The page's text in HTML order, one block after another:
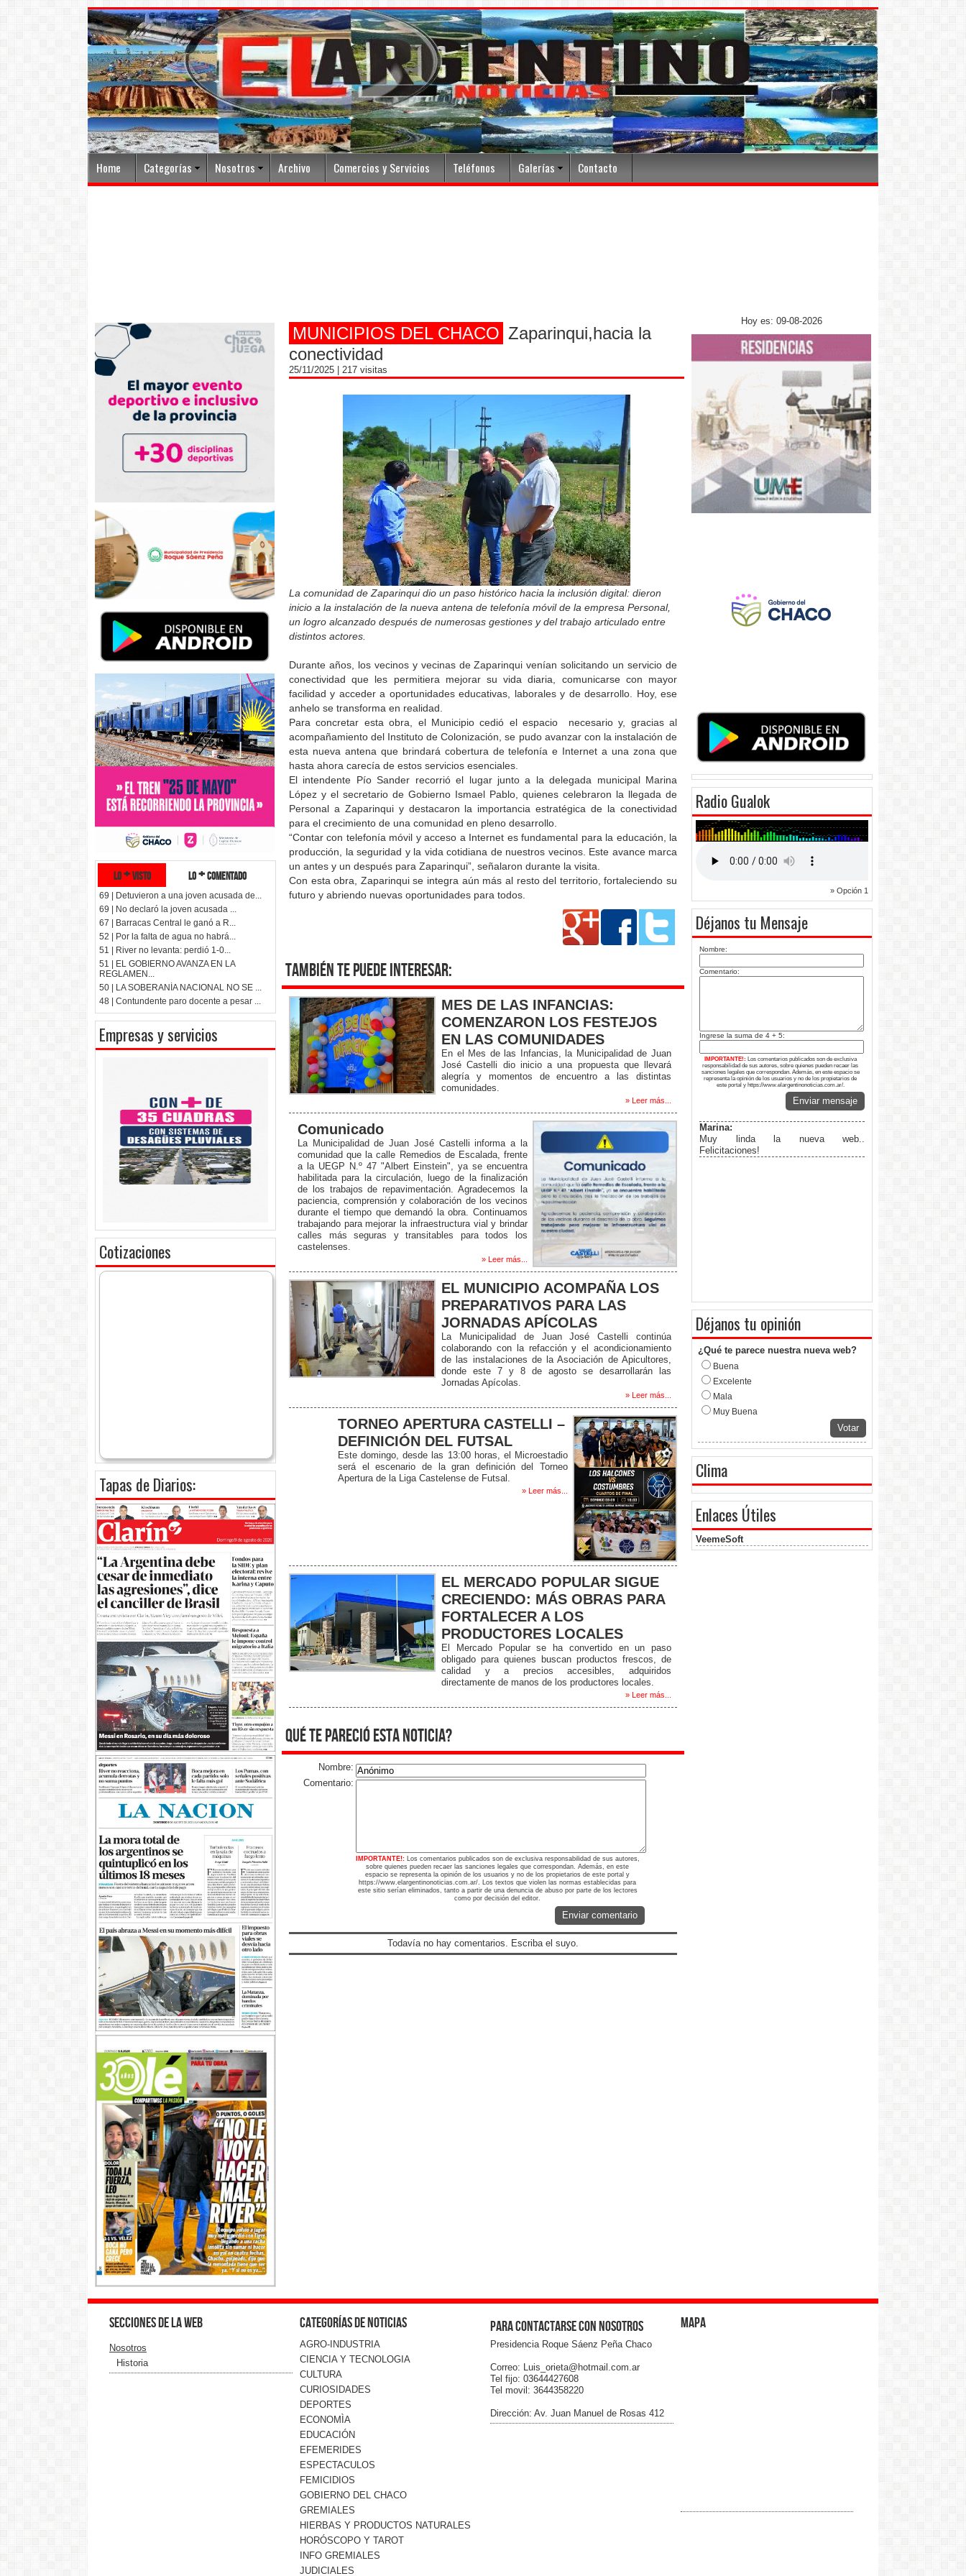
Home Categorías Nosotros Archivo Comercios y Servicios Teléfonos Galerías Contacto
Hoy es: 09-08-2026
lo + visto lo + comentado
69 | Detuvieron a una joven acusada de...
69 | No declaró la joven acusada ...
67 | Barracas Central le ganó a R...
52 | Por la falta de agua no habrá...
51 | River no levanta: perdió 1-0...
51 | EL GOBIERNO AVANZA EN LA
REGLAMEN...
50 | LA SOBERANÍA NACIONAL NO SE ...
48 | Contundente paro docente a pesar ...
Empresas y servicios
Cotizaciones
Tapas de Diarios:
MUNICIPIOS DEL CHACO Zaparinqui,hacia la
conectividad
25/11/2025 | 217 visitas
La comunidad de Zaparinqui dio un paso histórico hacia la inclusión digital: dieron
inicio a la instalación de la nueva antena de telefonía móvil de la empresa Personal,
un logro alcanzado después de numerosas gestiones y del trabajo articulado entre
distintos actores.
Durante años, los vecinos y vecinas de Zaparinqui venían solicitando un servicio de
conectividad que les permitiera mejorar su vida diaria, comunicarse con mayor
facilidad y acceder a oportunidades educativas, laborales y de desarrollo. Hoy, ese
anhelo se transforma en realidad.
Para concretar esta obra, el Municipio cedió el espacio necesario y, gracias al
acompañamiento del Instituto de Colonización, se pudo avanzar con la instalación de
esta nueva antena que brindará cobertura de telefonía e Internet a una zona que
hasta ahora carecía de estos servicios esenciales.
El intendente Pío Sander recorrió el lugar junto a la delegada municipal Marina
López y el secretario de Gobierno Ismael Pablo, quienes celebraron la llegada de
Personal a Zaparinqui y destacaron la importancia estratégica de la conectividad
para el crecimiento de una comunidad en pleno desarrollo.
“Contar con telefonía móvil y acceso a Internet es fundamental para la educación, la
producción, la seguridad y la vida cotidiana de nuestros vecinos. Este avance marca
un antes y un después para Zaparinqui”, señalaron durante la visita.
Con esta obra, Zaparinqui se integra aún más al resto del territorio, fortaleciendo su
futuro y abriendo nuevas oportunidades para todos.
También te puede interesar:
MES DE LAS INFANCIAS:
COMENZARON LOS FESTEJOS
EN LAS COMUNIDADES
En el Mes de las Infancias, la Municipalidad de Juan
José Castelli dio inicio a una propuesta que llevará
alegría y momentos de encuentro a las distintas
comunidades.
» Leer más...
Comunicado
La Municipalidad de Juan José Castelli informa a la
comunidad que la calle Remedios de Escalada, frente
a la UEGP N.º 47 "Albert Einstein", ya se encuentra
habilitada para la circulación, luego de la finalización
de los trabajos de repavimentación. Agradecemos la
paciencia, comprensión y colaboración de los vecinos
durante el tiempo que demandó la obra. Continuamos
trabajando para mejorar la infraestructura vial y brindar
calles más seguras y transitables para todos los
castelenses.
» Leer más...
EL MUNICIPIO ACOMPAÑA LOS
PREPARATIVOS PARA LAS
JORNADAS APÍCOLAS
La Municipalidad de Juan José Castelli continúa
colaborando con la refacción y el acondicionamiento
de las instalaciones de la Asociación de Apicultores,
donde este 7 y 8 de agosto se desarrollarán las
Jornadas Apícolas.
» Leer más...
TORNEO APERTURA CASTELLI –
DEFINICIÓN DEL FUTSAL
Este domingo, desde las 13:00 horas, el Microestadio
será el escenario de la gran definición del Torneo
Apertura de la Liga Castelense de Futsal.
» Leer más...
EL MERCADO POPULAR SIGUE
CRECIENDO: MÁS OBRAS PARA
FORTALECER A LOS
PRODUCTORES LOCALES
El Mercado Popular se ha convertido en un paso
obligado para quienes buscan productos frescos, de
calidad y a precios accesibles, adquiridos
directamente de manos de los productores locales.
» Leer más...
qué te pareció esta noticia?
Nombre:
Comentario:
IMPORTANTE!: Los comentarios publicados son de exclusiva responsabilidad de sus autores,
sobre quienes pueden recaer las sanciones legales que correspondan. Además, en este
espacio se representa la opinión de los usuarios y no de los propietarios de este portal y
https://www.elargentinonoticias.com.ar/. Los textos que violen las normas establecidas para
este sitio serían eliminados, tanto a partir de una denuncia de abuso por parte de los lectores
como por decisión del editor.
Enviar comentario
Todavía no hay comentarios. Escriba el suyo.
Radio Gualok
» Opción 1
Déjanos tu Mensaje
Nombre:
Comentario:
Ingrese la suma de 4 + 5:
IMPORTANTE!: Los comentarios publicados son de exclusiva
responsabilidad de sus autores, sobre quienes pueden recaer las
sanciones legales que correspondan. Además, en este espacio se
representa la opinión de los usuarios y no de los propietarios de
este portal y https://www.elargentinonoticias.com.ar/.
Enviar mensaje
Marina:
Muy linda la nueva web..
Felicitaciones!
Déjanos tu opinión
¿Qué te parece nuestra nueva web?
Buena
Excelente
Mala
Muy Buena
Votar
Clima
Enlaces Útiles
VeemeSoft
Secciones de la web
Nosotros
Historia
Categorías de noticias
AGRO-INDUSTRIA
CIENCIA Y TECNOLOGIA
CULTURA
CURIOSIDADES
DEPORTES
ECONOMÌA
EDUCACIÓN
EFEMERIDES
ESPECTACULOS
FEMICIDIOS
GOBIERNO DEL CHACO
GREMIALES
HIERBAS Y PRODUCTOS NATURALES
HORÓSCOPO Y TAROT
INFO GREMIALES
JUDICIALES
Para contactarse con nosotros
Presidencia Roque Sáenz Peña Chaco
Correo: Luis_orieta@hotmail.com.ar
Tel fijo: 03644427608
Tel movil: 3644358220
Dirección: Av. Juan Manuel de Rosas 412
Mapa